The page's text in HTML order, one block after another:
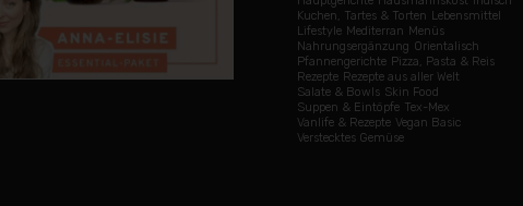
Kuchen, Tartes & Torten Lebensmittel
Lifestyle Mediterran Menüs
Nahrungsergänzung Orientalisch
Pfannengerichte Pizza, Pasta & Reis
Rezepte Rezepte aus aller Welt
Salate & Bowls Skin Food
Suppen & Eintöpfe Tex-Mex
Vanlife & Rezepte Vegan Basic
Verstecktes Gemüse